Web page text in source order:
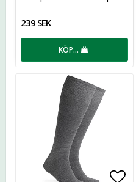
239 SEK
KÖP…